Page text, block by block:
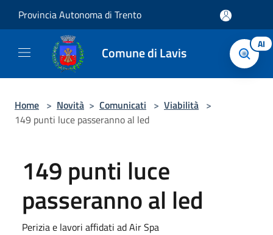
Provincia Autonoma di Trento
Comune di Lavis AI
Home > Novità > Comunicati > Viabilità >
149 punti luce passeranno al led
149 punti luce
passeranno al led
Perizia e lavori affidati ad Air Spa